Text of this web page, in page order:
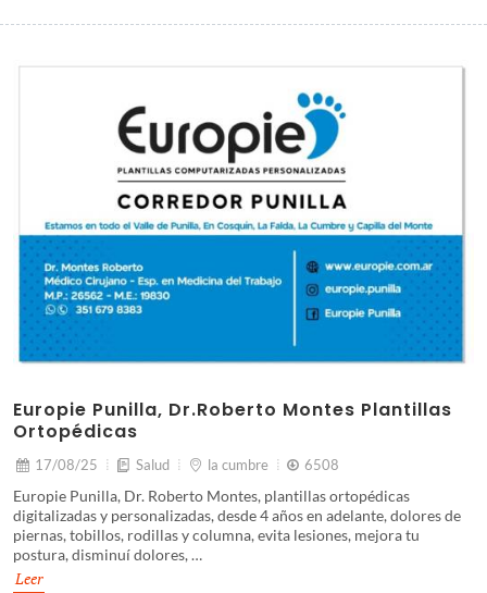
Europie Punilla, Dr.Roberto Montes Plantillas
Ortopédicas
17/08/25 Salud la cumbre 6508
Europie Punilla, Dr. Roberto Montes, plantillas ortopédicas
digitalizadas y personalizadas, desde 4 años en adelante, dolores de
piernas, tobillos, rodillas y columna, evita lesiones, mejora tu
postura, disminuí dolores, …
Leer